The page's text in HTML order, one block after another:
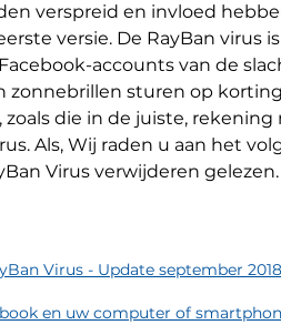
verspreid en invloed
versie. De RayBan virus
accounts van de
zonnebrillen sturen op
die in de juiste,
Als, Wij raden u aan het
Virus verwijderen gelezen.
Virus - Update september 2018
en uw computer of